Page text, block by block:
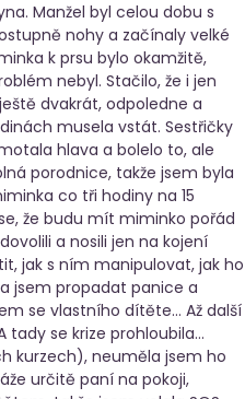
Manžel byl celou dobu s
nohy a začínaly velké
k prsu bylo okamžitě,
nebyl. Stačilo, že i jen
dvakrát, odpoledne a
musela vstát. Sestřičky
hlava a bolelo to, ale
porodnice, takže jsem byla
co tři hodiny na 15
že budu mít miminko pořád
a nosili jen na kojení
jak s ním manipulovat, jak ho
jsem propadat panice a
se vlastního dítěte… Až další
tady se krize prohloubila…
kurzech), neuměla jsem ho
určitě paní na pokoji,